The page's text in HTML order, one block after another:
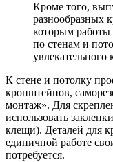
Кроме того,
разнообразных
которым работы
по стенам и
увлекательного
К стене и потолку
кронштейнов,
монтаж». Для
использовать
клещи). Деталей для
единичной работе
потребуется.